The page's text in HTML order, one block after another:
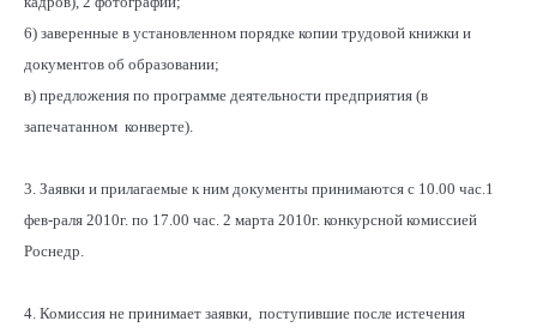
6) заверенные в установленном порядке копии трудовой книжки и
документов об образовании;
в) предложения по программе деятельности предприятия (в
запечатанном конверте).
3. Заявки и прилагаемые к ним документы принимаются с 10.00 час.1
фев-раля 2010г. по 17.00 час. 2 марта 2010г. конкурсной комиссией
Роснедр.
4. Комиссия не принимает заявки, поступившие после истечения